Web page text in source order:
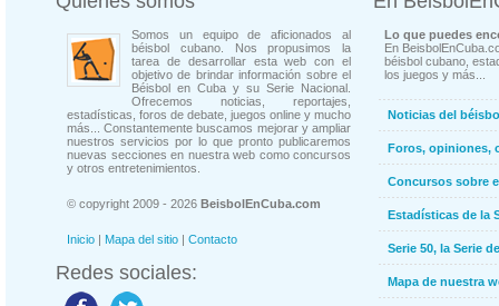
Somos un equipo de aficionados al
béisbol cubano. Nos propusimos la
tarea de desarrollar esta web con el
objetivo de brindar información sobre el
Béisbol en Cuba y su Serie Nacional.
Ofrecemos noticias, reportajes,
estadísticas, foros de debate, juegos online y mucho
más... Constantemente buscamos mejorar y ampliar
nuestros servicios por lo que pronto publicaremos
nuevas secciones en nuestra web como concursos
y otros entretenimientos.
© copyright 2009 - 2026 BeisbolEnCuba.com
Inicio | Mapa del sitio | Contacto
Redes sociales:
Lo que puedes
En
béisbol cubano,
los juegos y más...
Noticias del
Foros, opiniones,
Concursos sobre
Estadísticas de la
Serie 50, la Serie
Mapa de nuestra